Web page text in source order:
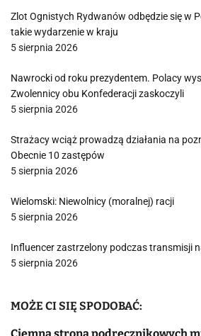
Zlot Ognistych Rydwanów odbędzie się w
takie wydarzenie w kraju
5 sierpnia 2026
Nawrocki od roku prezydentem. Polacy
Zwolennicy obu Konfederacji zaskoczyli
5 sierpnia 2026
Strażacy wciąż prowadzą działania na
Obecnie 10 zastępów
5 sierpnia 2026
Wielomski: Niewolnicy (moralnej) racji
5 sierpnia 2026
Influencer zastrzelony podczas transmisji
5 sierpnia 2026
MOŻE CI SIĘ SPODOBAĆ: